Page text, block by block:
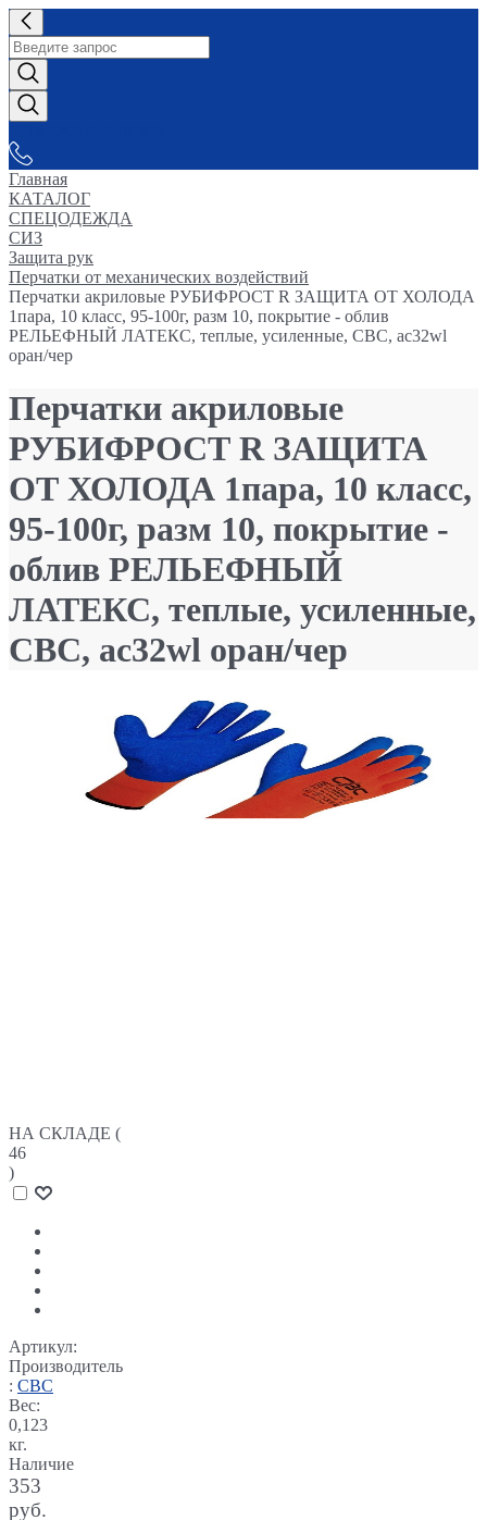
Главная
КАТАЛОГ
СПЕЦОДЕЖДА
СИЗ
Защита рук
Перчатки от механических воздействий
Перчатки акриловые РУБИФРОСТ R ЗАЩИТА ОТ ХОЛОДА
1пара, 10 класс, 95-100г, разм 10, покрытие - облив
РЕЛЬЕФНЫЙ ЛАТЕКС, теплые, усиленные, СВС, ac32wl
оран/чер
Перчатки акриловые
РУБИФРОСТ R ЗАЩИТА
ОТ ХОЛОДА 1пара, 10 класс,
95-100г, разм 10, покрытие -
облив РЕЛЬЕФНЫЙ
ЛАТЕКС, теплые, усиленные,
СВС, ac32wl оран/чер
НА СКЛАДЕ (
46
)
Артикул:
Производитель
: СВС
Вес:
0,123
кг.
Наличие
353
руб.